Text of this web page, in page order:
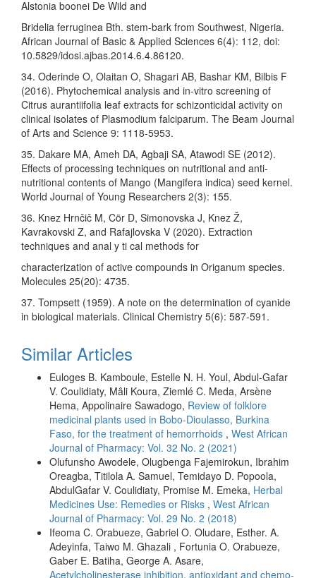
Alstonia boonei De Wild and
Bridelia ferruginea Bth. stem-bark from Southwest, Nigeria.
African Journal of Basic & Applied Sciences 6(4): 112, doi:
10.5829/idosi.ajbas.2014.6.4.86120.
34. Oderinde O, Olaitan O, Shagari AB, Bashar KM, Bilbis F
(2016). Phytochemical analysis and in-vitro screening of
Citrus aurantiifolia leaf extracts for schizonticidal activity on
clinical isolates of Plasmodium falciparum. The Beam Journal
of Arts and Science 9: 1118-5953.
35. Dakare MA, Ameh DA, Agbaji SA, Atawodi SE (2012).
Effects of processing techniques on nutritional and anti-
nutritional contents of Mango (Mangifera indica) seed kernel.
World Journal of Young Researchers 2(3): 155.
36. Knez Hrnčič M, Cör D, Simonovska J, Knez Ž,
Kavrakovski Z, and Rafajlovska V (2020). Extraction
techniques and anal y ti cal methods for
characterization of active compounds in Origanum species.
Molecules 25(20): 4735.
37. Tompsett (1959). A note on the determination of cyanide
in biological materials. Clinical Chemistry 5(6): 587-591.
Similar Articles
Euloges B. Kamboule, Estelle N. H. Youl, Abdul-Gafar
V. Coulidiaty, Mâli Koura, Ziemlé C. Meda, Arsène
Hema, Appolinaire Sawadogo, Review of folklore
medicinal plants used in Bobo-Dioulasso, Burkina
Faso, for the treatment of hemorrhoids , West African
Journal of Pharmacy: Vol. 32 No. 2 (2021)
Olufunsho Awodele, Olugbenga Fajemirokun, Ibrahim
Oreagba, Titilola A. Samuel, Temidayo D. Popoola,
AbdulGafar V. Coulidiaty, Promise M. Emeka, Herbal
Medicines Use: Remedies or Risks , West African
Journal of Pharmacy: Vol. 29 No. 2 (2018)
Ifeoma C. Orabueze, Gabriel O. Oludare, Esther. A.
Adeyinfa, Taiwo M. Ghazali , Fortunia O. Orabueze,
Gaber E. Batiha, George A. Asare,
Acetylcholinesterase inhibition, antioxidant and chemo-